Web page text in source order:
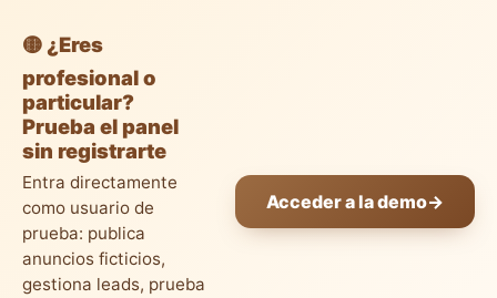
🟡 ¿Eres
profesional o
particular?
Prueba el panel
sin registrarte
Entra directamente
como usuario de
prueba: publica
anuncios ficticios,
gestiona leads, prueba
Acceder a la demo→